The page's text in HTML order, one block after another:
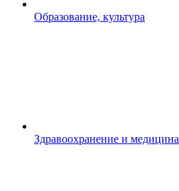
Образование, культура
Здравоохранение и медицина